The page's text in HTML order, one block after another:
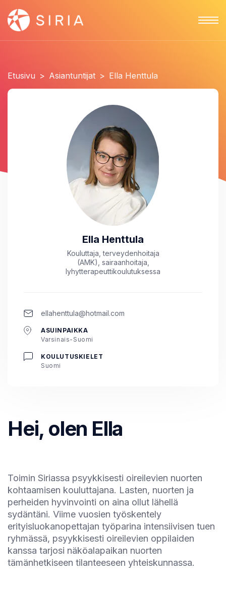
Etusivu > Asiantuntijat > Ella Henttula
Hei, olen Ella
Toimin Siriassa psyykkisesti oireilevien nuorten
kohtaamisen kouluttajana. Lasten, nuorten ja
perheiden hyvinvointi on aina ollut lähellä
sydäntäni. Viime vuosien työskentely
erityisluokanopettajan työparina intensiivisen tuen
ryhmässä, psyykkisesti oireilevien oppilaiden
kanssa tarjosi näköalapaikan nuorten
tämänhetkiseen tilanteeseen yhteiskunnassa.
Ella Henttula
Kouluttaja, terveydenhoitaja
(AMK), sairaanhoitaja,
lyhytterapeuttikoulutuksessa
ellahenttula@hotmail.com
ASUINPAIKKA
Varsinais-Suomi
KOULUTUSKIELET
Suomi